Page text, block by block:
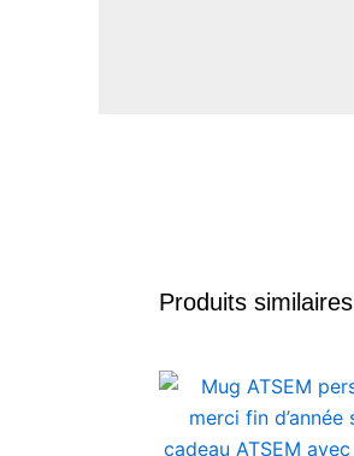
Produits similaires